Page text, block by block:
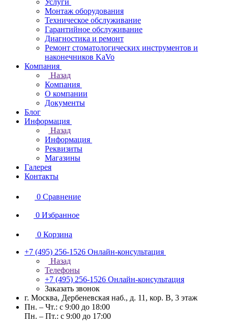
Услуги
Монтаж оборудования
Техническое обслуживание
Гарантийное обслуживание
Диагностика и ремонт
Ремонт стоматологических инструментов и
наконечников KaVo
Компания
Назад
Компания
О компании
Документы
Блог
Информация
Назад
Информация
Реквизиты
Магазины
Галерея
Контакты
0 Сравнение
0 Избранное
0 Корзина
+7 (495) 256-1526 Онлайн-консультация
Назад
Телефоны
+7 (495) 256-1526 Онлайн-консультация
Заказать звонок
г. Москва, Дербеневская наб., д. 11, кор. В, 3 этаж
Пн. – Чт.: с 9:00 до 18:00
Пн. – Пт.: с 9:00 до 17:00